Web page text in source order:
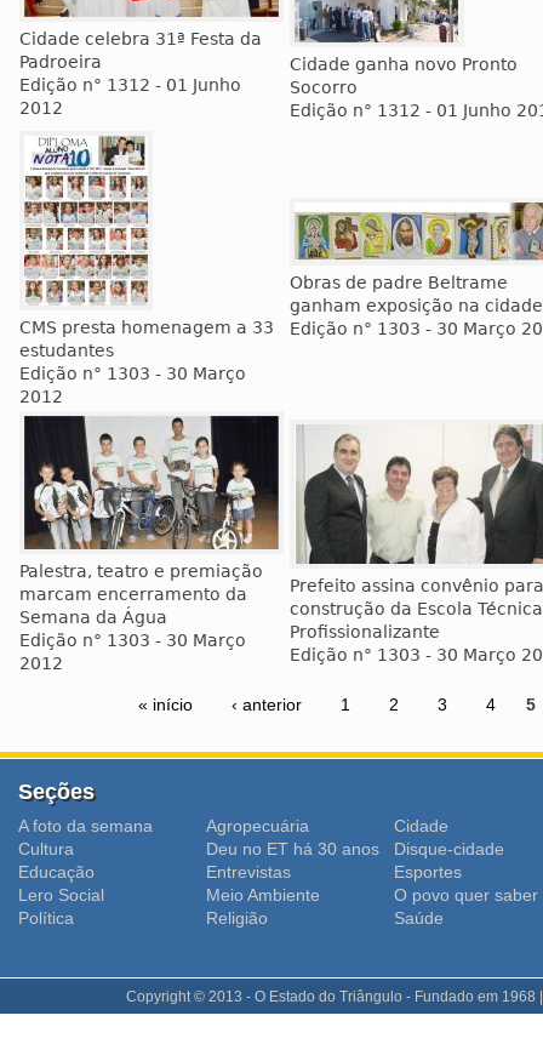
Cidade celebra 31ª Festa da
Padroeira
Edição n° 1312 - 01 Junho
2012
Cidade ganha novo Pronto
Socorro
Edição n° 1312 - 01 Junho
CMS presta homenagem a 33
estudantes
Edição n° 1303 - 30 Março
2012
Obras de padre Beltrame
ganham exposição na cidade
Edição n° 1303 - 30 Março
Palestra, teatro e premiação
marcam encerramento da
Semana da Água
Edição n° 1303 - 30 Março
2012
Prefeito assina convênio para
construção da Escola Técnica
Profissionalizante
Edição n° 1303 - 30 Março
« início ‹ anterior 1 2 3 4 5
Seções
A foto da semana Agropecuária
Cidade
Cultura
Deu no ET há 30 anos
Disque-cidade
Educação
Entrevistas
Esportes
Lero Social
Meio Ambiente
O povo quer saber
Polí­tica
Religião Saúde
Copyright © 2013 - O Estado do Triângulo - Fundado em